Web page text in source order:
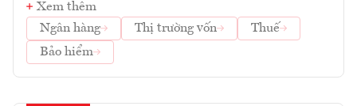
Xem thêm
Ngân hàng
Thị trường vốn
Thuế
Bảo hiểm